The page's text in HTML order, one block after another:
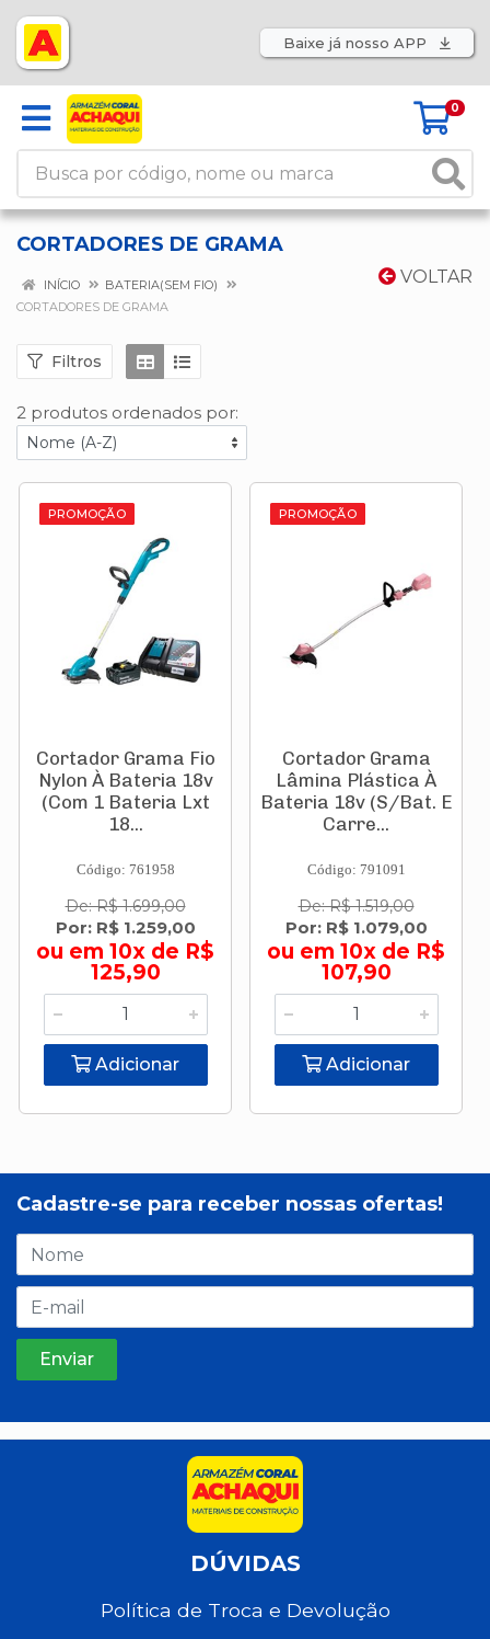
Baixe já nosso APP
0
CORTADORES DE GRAMA
VOLTAR
INÍCIO
BATERIA(SEM FIO)
CORTADORES DE GRAMA
Filtros
2 produtos ordenados por:
PROMOÇÃO
Cortador Grama Fio
Nylon À Bateria 18v
(Com 1 Bateria Lxt
18...
Código: 761958
De: R$ 1.699,00
Por: R$ 1.259,00
ou em 10x de R$
125,90
Adicionar
PROMOÇÃO
Cortador Grama
Lâmina Plástica À
Bateria 18v (S/Bat. E
Carre...
Código: 791091
De: R$ 1.519,00
Por: R$ 1.079,00
ou em 10x de R$
107,90
Adicionar
Cadastre-se para receber nossas ofertas!
DÚVIDAS
Política de Troca e Devolução